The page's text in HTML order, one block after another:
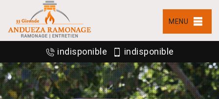
MENU
indisponible indisponible